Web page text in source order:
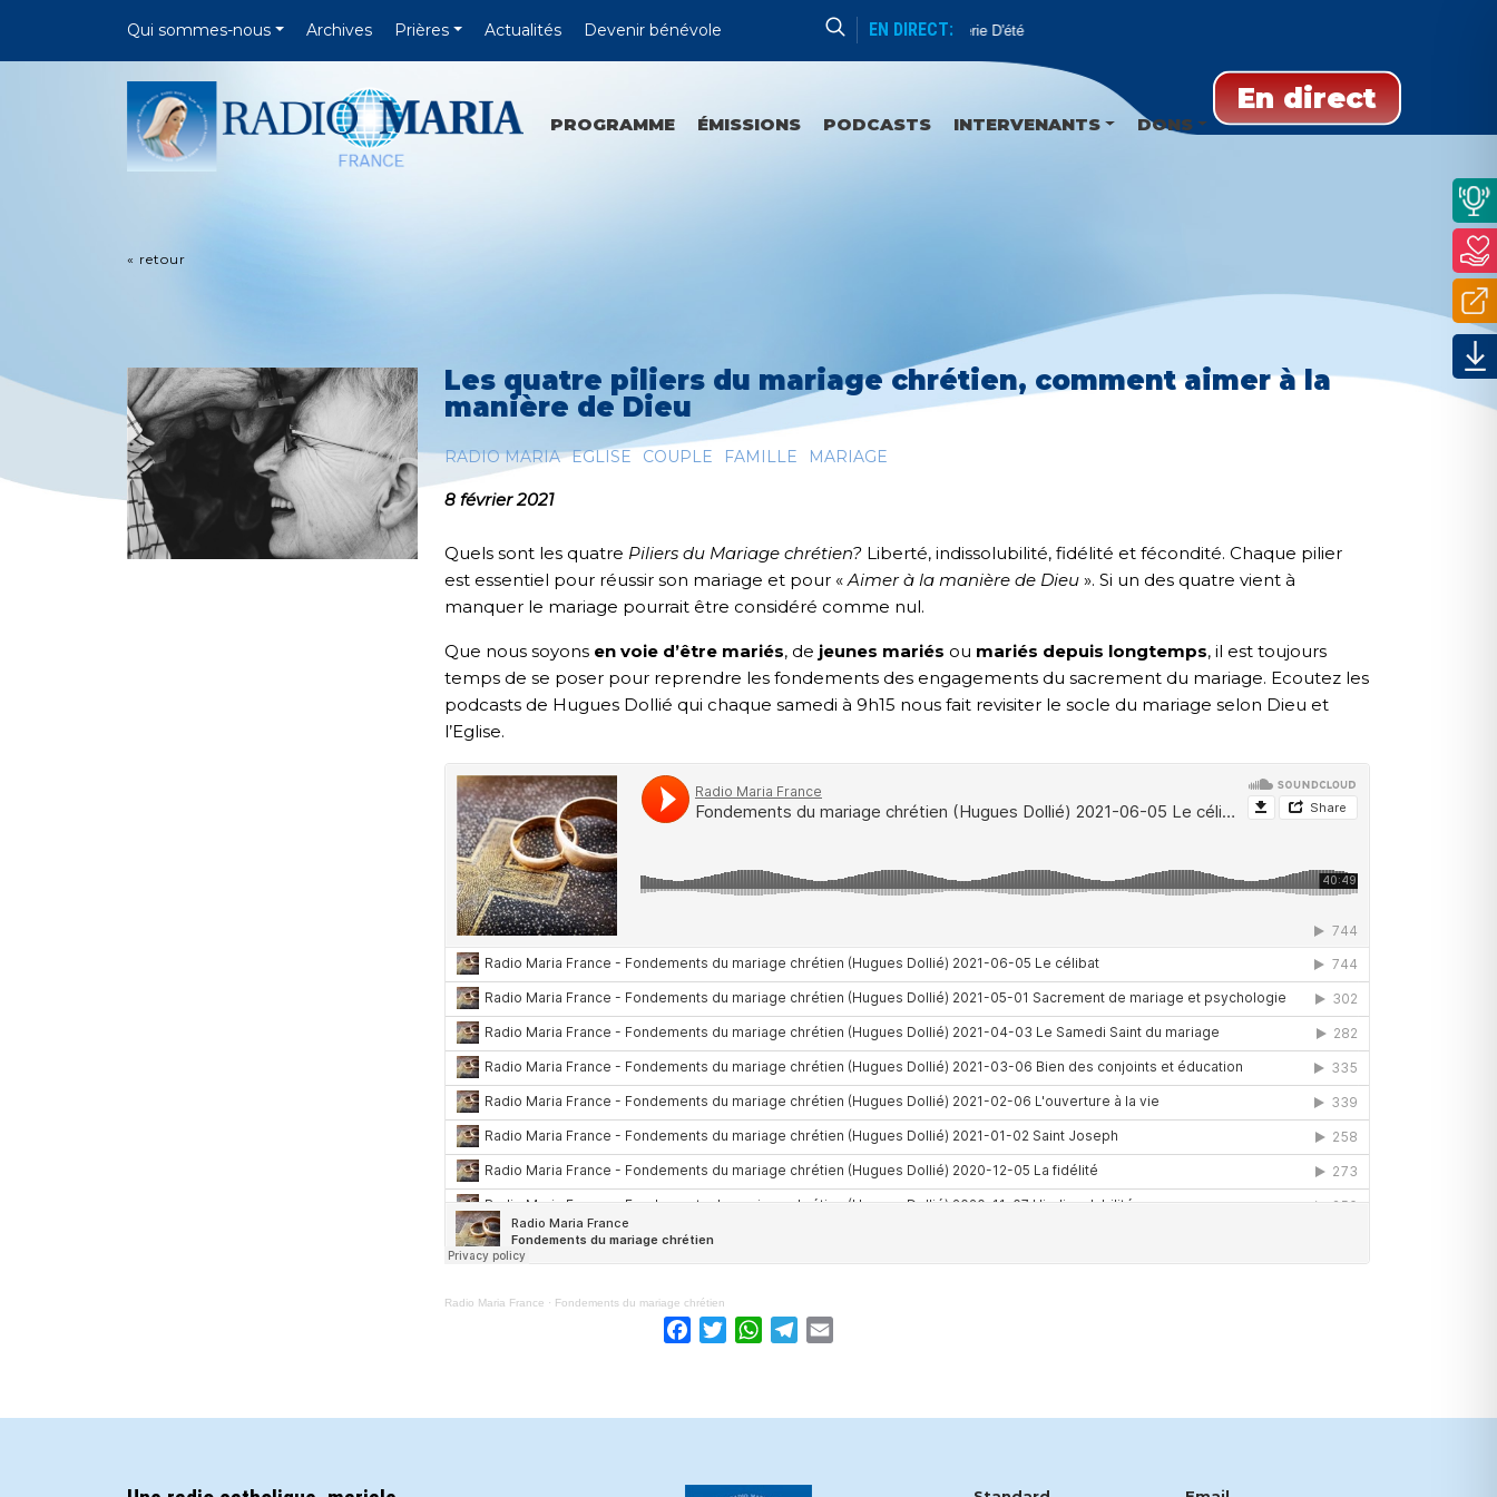
Qui sommes-nous Archives Prières Actualités Devenir bénévole EN DIRECT:
Formation Humaine Série D'été
En direct
PROGRAMME ÉMISSIONS PODCASTS INTERVENANTS DONS
« retour
Les quatre piliers du mariage chrétien, comment aimer à la
manière de Dieu
RADIO MARIA EGLISE COUPLE FAMILLE MARIAGE
8 février 2021
Quels sont les quatre Piliers du Mariage chrétien? Liberté, indissolubilité, fidélité et fécondité. Chaque pilier
est essentiel pour réussir son mariage et pour «Aimer à la manière de Dieu ». Si un des quatre vient à
manquer le mariage pourrait être considéré comme nul.
Que nous soyons en voie d’être mariés, de jeunes mariés ou mariés depuis longtemps, il est toujours
temps de se poser pour reprendre les fondements des engagements du sacrement du mariage. Ecoutez les
podcasts de Hugues Dollié qui chaque samedi à 9h15 nous fait revisiter le socle du mariage selon Dieu et
l’Eglise.
Radio Maria France · Fondements du mariage chrétien
Facebook
TwitterWhatsApp
Telegram